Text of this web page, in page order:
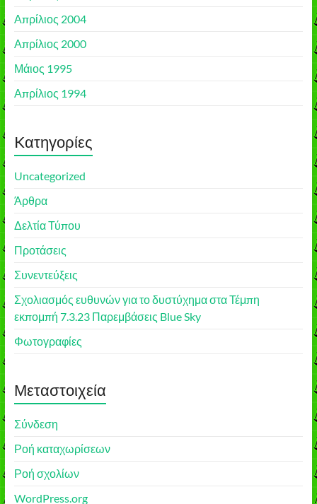
Απρίλιος 2004
Απρίλιος 2000
Μάιος 1995
Απρίλιος 1994
Kατηγορίες
Uncategorized
Άρθρα
Δελτία Τύπου
Προτάσεις
Συνεντεύξεις
Σχολιασμός ευθυνών για το δυστύχημα στα Τέμπη
εκπομπή 7.3.23 Παρεμβάσεις Blue Sky
Φωτογραφίες
Μεταστοιχεία
Σύνδεση
Ροή καταχωρίσεων
Ροή σχολίων
WordPress.org